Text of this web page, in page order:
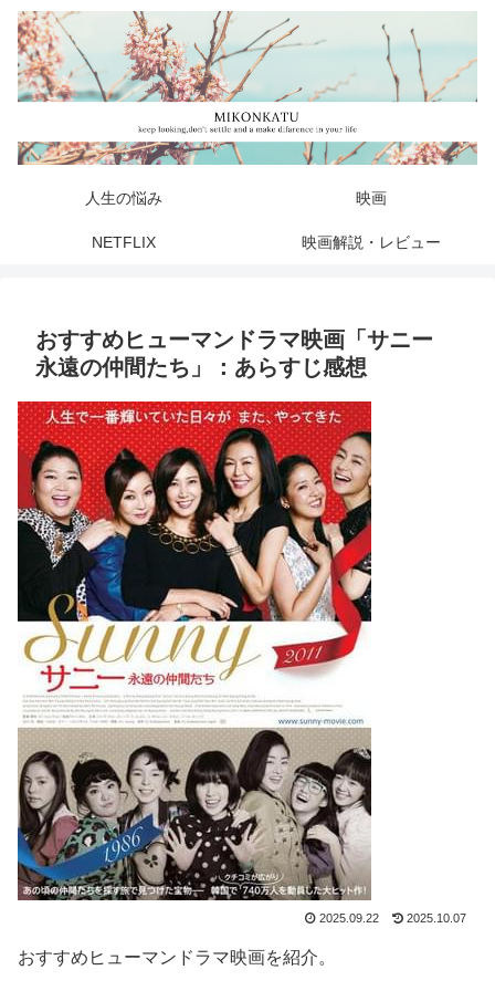
人生の悩み 映画
NETFLIX 映画解説・レビュー
おすすめヒューマンドラマ映画「サニー
永遠の仲間たち」：あらすじ感想
2025.09.22 2025.10.07
おすすめヒューマンドラマ映画を紹介。